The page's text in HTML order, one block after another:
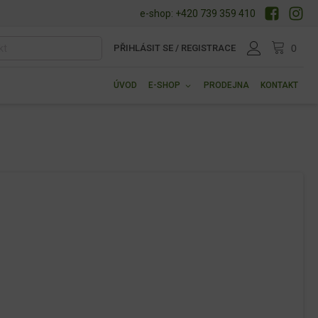
e-shop: +420 739 359 410
PŘIHLÁSIT SE / REGISTRACE
ÚVOD E-SHOP PRODEJNA KONTAKT